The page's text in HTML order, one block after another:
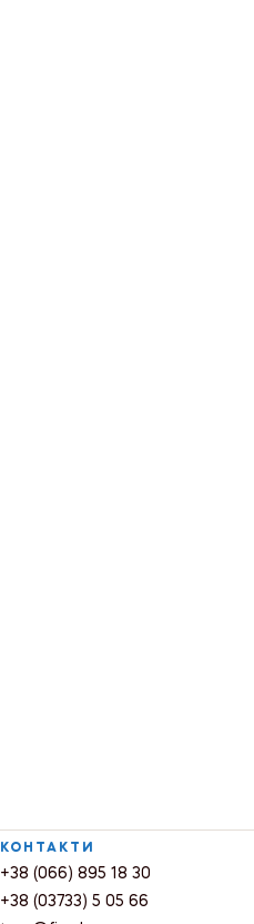
КОНТАКТИ
+38 (066) 895 18 30
+38 (03733) 5 05 66